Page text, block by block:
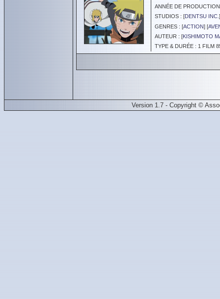
ANNÉE DE
STUDIOS : [DENTSU INC.
GENRES : [ACTION] [
AUTEUR : [KISHIMOTO
TYPE & DURÉE : 1 FILM
Version 1.7 - Copyright ©